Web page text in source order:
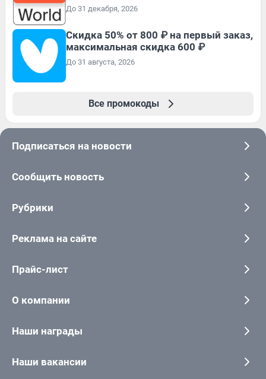
До 31 декабря, 2026
Скидка 50% от 800 ₽ на первый заказ,
максимальная скидка 600 ₽
До 31 августа, 2026
Все промокоды
Подписаться на новости
Сообщить новость
Рубрики
Реклама на сайте
Прайс-лист
О компании
Наши награды
Наши вакансии